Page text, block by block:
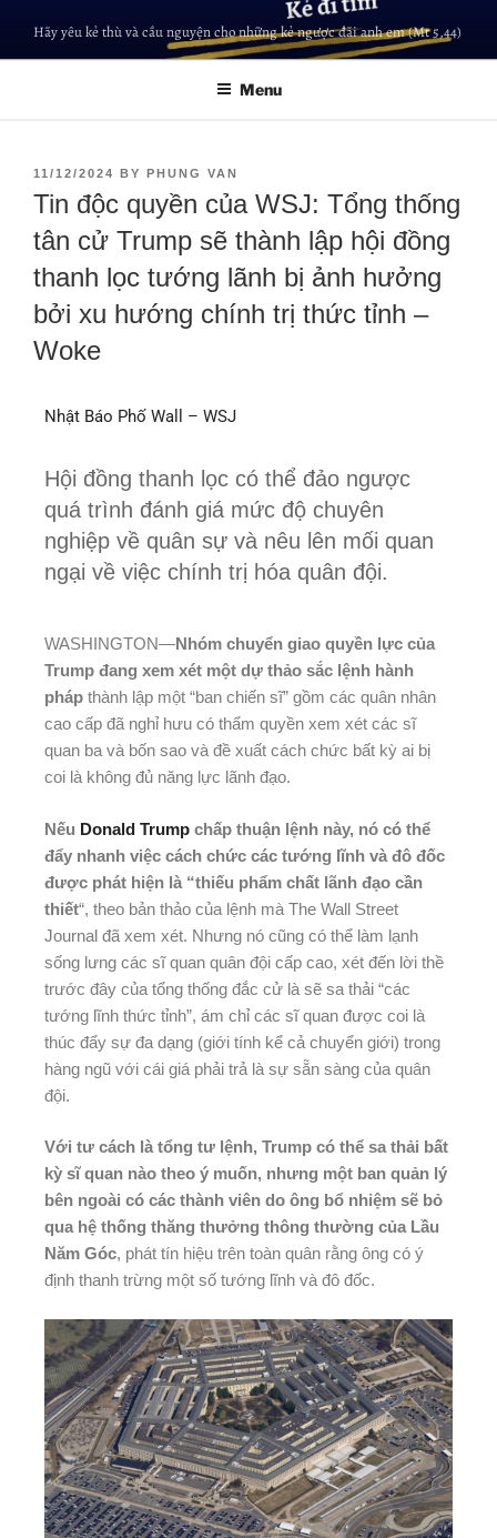
Hãy yêu kẻ thù và cầu nguyện cho những kẻ ngược đãi anh em (Mt 5,44)
Menu
11/12/2024 BY PHUNG VAN
Tin độc quyền của WSJ: Tổng thống
tân cử Trump sẽ thành lập hội đồng
thanh lọc tướng lãnh bị ảnh hưởng
bởi xu hướng chính trị thức tỉnh –
Woke
Nhật Báo Phố Wall – WSJ
Hội đồng thanh lọc có thể đảo ngược
quá trình đánh giá mức độ chuyên
nghiệp về quân sự và nêu lên mối quan
ngại về việc chính trị hóa quân đội.
WASHINGTON—Nhóm chuyển giao quyền lực của
Trump đang xem xét một dự thảo sắc lệnh hành
pháp thành lập một “ban chiến sĩ” gồm các quân nhân
cao cấp đã nghỉ hưu có thẩm quyền xem xét các sĩ
quan ba và bốn sao và đề xuất cách chức bất kỳ ai bị
coi là không đủ năng lực lãnh đạo.
Nếu Donald Trump chấp thuận lệnh này, nó có thể
đẩy nhanh việc cách chức các tướng lĩnh và đô đốc
được phát hiện là “thiếu phẩm chất lãnh đạo cần
thiết“, theo bản thảo của lệnh mà The Wall Street
Journal đã xem xét. Nhưng nó cũng có thể làm lạnh
sống lưng các sĩ quan quân đội cấp cao, xét đến lời thề
trước đây của tổng thống đắc cử là sẽ sa thải “các
tướng lĩnh thức tỉnh”, ám chỉ các sĩ quan được coi là
thúc đẩy sự đa dạng (giới tính kể cả chuyển giới) trong
hàng ngũ với cái giá phải trả là sự sẵn sàng của quân
đội.
Với tư cách là tổng tư lệnh, Trump có thể sa thải bất
kỳ sĩ quan nào theo ý muốn, nhưng một ban quản lý
bên ngoài có các thành viên do ông bổ nhiệm sẽ bỏ
qua hệ thống thăng thưởng thông thường của Lầu
Năm Góc, phát tín hiệu trên toàn quân rằng ông có ý
định thanh trừng một số tướng lĩnh và đô đốc.